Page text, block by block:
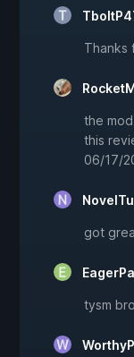
Thanks
the
this
06/17/
got
tysm